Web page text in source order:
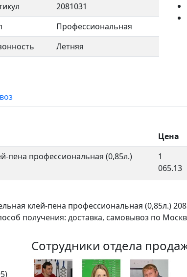
2081031
Профессиональная
Летняя
Цена
пена профессиональная (0,85л.)
1
065.13
клей-пена профессиональная (0,85л.)
получения: доставка, самовывоз по
Сотрудники отдела